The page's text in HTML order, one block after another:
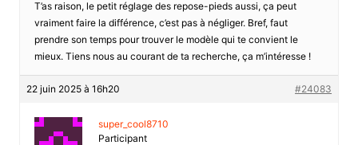
T’as raison, le petit réglage des repose-pieds aussi, ça peut
vraiment faire la différence, c’est pas à négliger. Bref, faut
prendre son temps pour trouver le modèle qui te convient le
mieux. Tiens nous au courant de ta recherche, ça m’intéresse !
22 juin 2025 à 16h20 #24083
super_cool8710
Participant